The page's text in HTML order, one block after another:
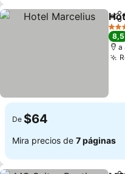
4
8,5
a
De $64
Mira precios de 7 páginas